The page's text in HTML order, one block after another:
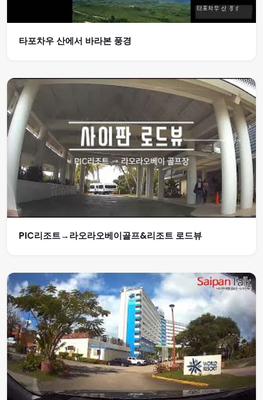
타포차우 산에서 바라본 풍경
PIC리조트→라오라오베이골프&리조트 로드뷰